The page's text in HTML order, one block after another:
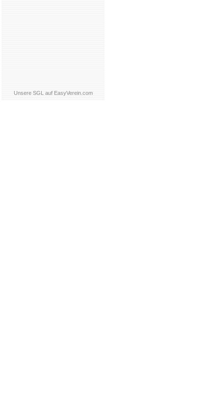
Unsere SGL auf EasyVerein.com